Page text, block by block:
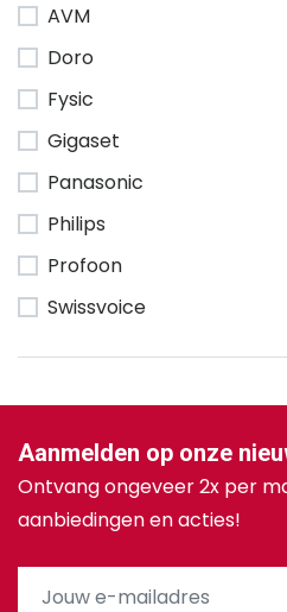
AVM
Doro
Fysic
Gigaset
Panasonic
Philips
Profoon
Swissvoice
Aanmelden op onze
Ontvang ongeveer 2x per
aanbiedingen en acties!